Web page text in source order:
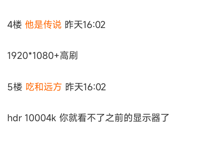
4楼 他是传说 昨天16:02
1920*1080+高刷
5楼 吃和远方 昨天16:02
hdr 10004k 你就看不了之前的显示器了